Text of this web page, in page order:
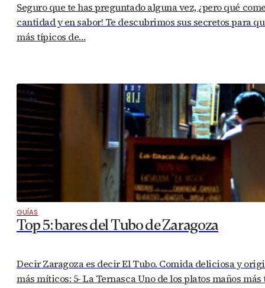
Seguro que te has preguntado alguna vez, ¿pero qué
cantidad y en sabor! Te descubrimos sus secretos para
más típicos de…
GUÍAS
Top 5: bares del Tubo de Zaragoza
Decir Zaragoza es decir El Tubo. Comida deliciosa y
más míticos: 5- La Ternasca Uno de los platos maños